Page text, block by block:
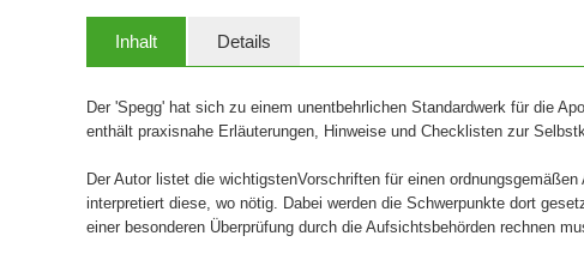
Inhalt Details
Der 'Spegg' hat sich zu einem unentbehrlichen Standardwerk für die
enthält praxisnahe Erläuterungen, Hinweise und Checklisten zur
Der Autor listet die wichtigstenVorschriften für einen ordnungsgemäßen
interpretiert diese, wo nötig. Dabei werden die Schwerpunkte dort
einer besonderen Überprüfung durch die Aufsichtsbehörden rechnen